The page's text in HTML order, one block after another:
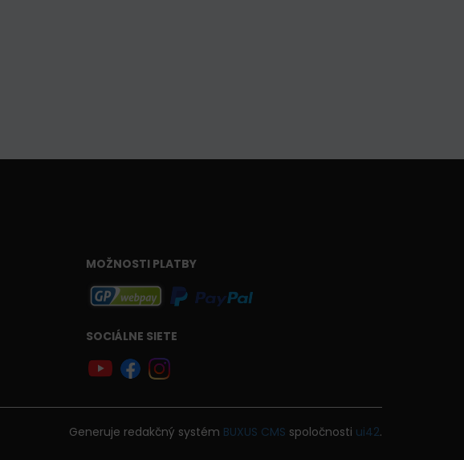
MOŽNOSTI PLATBY
SOCIÁLNE SIETE
Generuje redakčný systém BUXUS CMS spoločnosti ui42.